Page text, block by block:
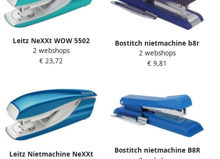
Leitz NeXXt WOW 5502
nietmachine ijsblauw
metallic op blister 6 stuks
2 webshops
€ 23,72
Bostitch nietmachine b8r
new generation blauw
2 webshops
€ 9,81
Leitz Nietmachine NeXXt
Bostitch nietmachine B8R